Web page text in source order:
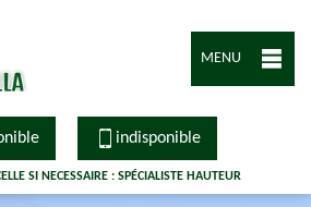
MENU
indisponible
SI NECESSAIRE : SPÉCIALISTE HAUTEUR